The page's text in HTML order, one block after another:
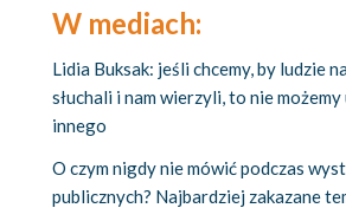
W mediach:
Lidia Buksak: jeśli chcemy, by ludzie
słuchali i nam wierzyli, to nie
innego
O czym nigdy nie mówić podczas
publicznych? Najbardziej zakazane